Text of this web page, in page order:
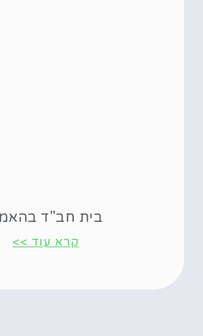
בית חב"ד
קרא עוד >>